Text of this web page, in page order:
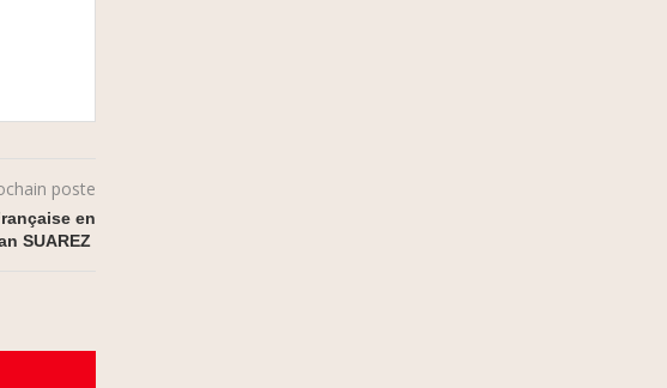
poste
en
SUAREZ